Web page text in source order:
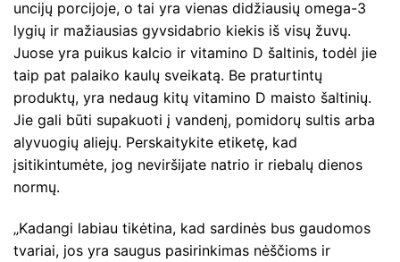
uncijų porcijoje, o tai yra vienas didžiausių omega-3
lygių ir mažiausias gyvsidabrio kiekis iš visų žuvų.
Juose yra puikus kalcio ir vitamino D šaltinis, todėl jie
taip pat palaiko kaulų sveikatą. Be praturtintų
produktų, yra nedaug kitų vitamino D maisto šaltinių.
Jie gali būti supakuoti į vandenį, pomidorų sultis arba
alyvuogių aliejų. Perskaitykite etiketę, kad
įsitikintumėte, jog neviršijate natrio ir riebalų dienos
normų.
„Kadangi labiau tikėtina, kad sardinės bus gaudomos
tvariai, jos yra saugus pasirinkimas nėščioms ir